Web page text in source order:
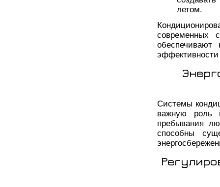
летом.
современных
эффективности
Системы
важную роль
пребывания
способны